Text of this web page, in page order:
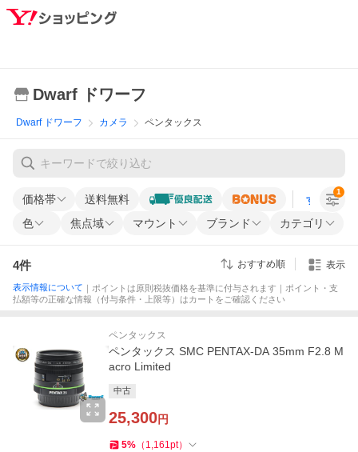
Dwarf ドワーフ
Dwarf ドワーフ カメラ ペンタックス
価格帯 送料無料 すべての条
色 焦点域 マウント ブランド カテゴリ
1
4件 おすすめ順 表示
表示情報について ｜ポイントは原則税抜価格を基準に付与されます｜ポイント・支
払額等の正確な情報（付与条件・上限等）はカートをご確認ください
ペンタックス
ペンタックス SMC PENTAX-DA 35mm F2.8 M
acro Limited
中古
25,300円
5% （ 1,161pt）